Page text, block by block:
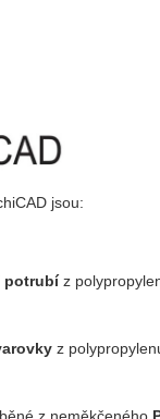
jsou:
potrubíz
z